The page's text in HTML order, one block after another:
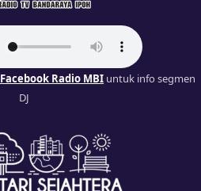
Facebook Radio MBI untuk info segmen
DJ